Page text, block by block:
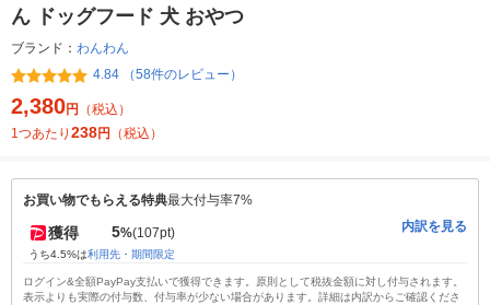
ん ドッグフード 犬 おやつ
ブランド： わんわん
4.84 （58件のレビュー）
2,380円
（税込）
1つあたり 238円 （税込）
お買い物でもらえる特典最大付与率7%
獲得 5%(107pt)
うち4.5%は利用先・期間限定
内訳を見る
ログイン&全額PayPay支払いで獲得できます。原則として税抜金額に対し付与されます。
表示よりも実際の付与数、付与率が少ない場合があります。詳細は内訳からご確認くださ